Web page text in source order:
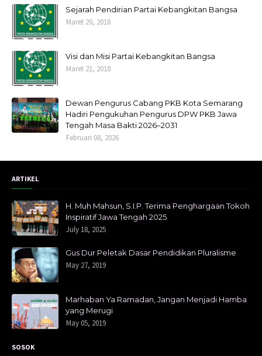
Sejarah Pendirian Partai Kebangkitan Bangsa
Maret 20, 2018
Visi dan Misi Partai Kebangkitan Bangsa
Maret 21, 2018
Dewan Pengurus Cabang PKB Kota Semarang
Hadiri Pengukuhan Pengurus DPW PKB Jawa
Tengah Masa Bakti 2026–2031
Februari 08, 2026
ARTIKEL
H. Muh Mahsun, S.I.P. Terima Penghargaan Tokoh
Inspiratif Jawa Tengah 2025
July 18, 2025
Gus Dur Peletak Dasar Pendidikan Pluralisme
May 27, 2019
Marhaban Ya Ramadan, Jangan Menjadi Hamba
yang Merugi
May 05, 2019
SOSOK